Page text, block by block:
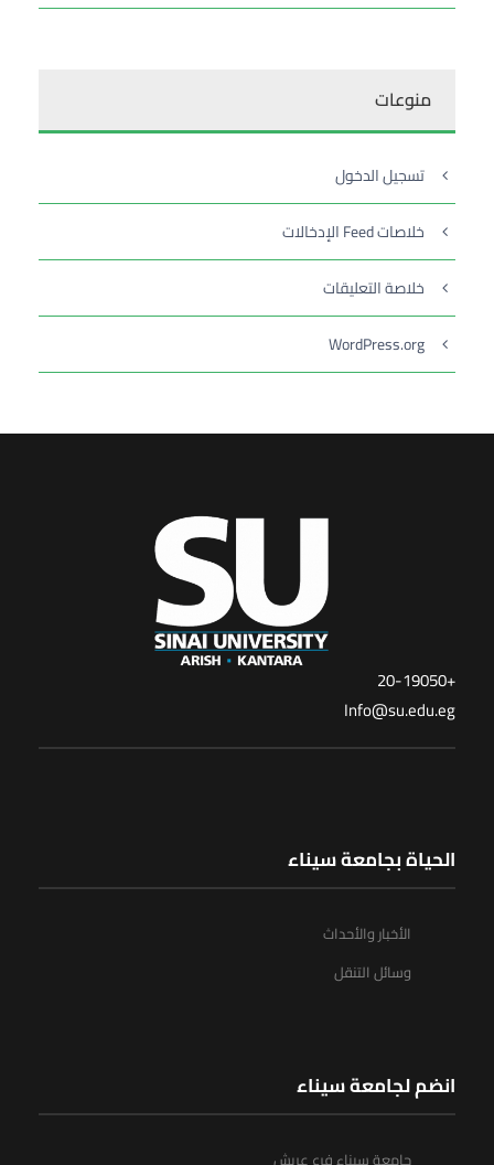
منوعات
تسجيل الدخول
خلاصات Feed الإدخالات
خلاصة التعليقات
WordPress.org
+20-19050
Info@su.edu.eg
الحياة بجامعة سيناء
الأخبار والأحداث
وسائل التنقل
انضم لجامعة سيناء
جامعة سيناء فرع عريش